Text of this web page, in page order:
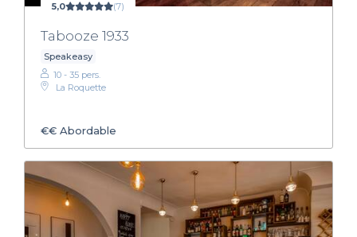
5,0 (7)
Tabooze 1933
Speakeasy
10 - 35 pers.
La Roquette
€€ Abordable